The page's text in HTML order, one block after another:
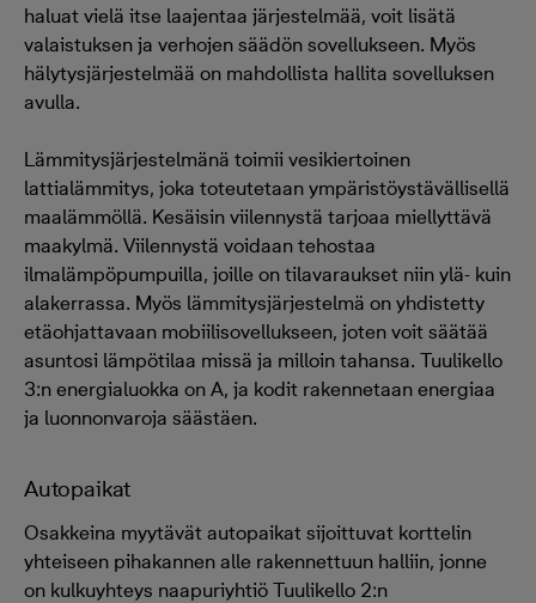
haluat vielä itse laajentaa järjestelmää, voit lisätä
valaistuksen ja verhojen säädön sovellukseen. Myös
hälytysjärjestelmää on mahdollista hallita sovelluksen
avulla.
Lämmitysjärjestelmänä toimii vesikiertoinen
lattialämmitys, joka toteutetaan ympäristöystävällisellä
maalämmöllä. Kesäisin viilennystä tarjoaa miellyttävä
maakylmä. Viilennystä voidaan tehostaa
ilmalämpöpumpuilla, joille on tilavaraukset niin ylä- kuin
alakerrassa. Myös lämmitysjärjestelmä on yhdistetty
etäohjattavaan mobiilisovellukseen, joten voit säätää
asuntosi lämpötilaa missä ja milloin tahansa. Tuulikello
3:n energialuokka on A, ja kodit rakennetaan energiaa
ja luonnonvaroja säästäen.
Autopaikat
Osakkeina myytävät autopaikat sijoittuvat korttelin
yhteiseen pihakannen alle rakennettuun halliin, jonne
on kulkuyhteys naapuriyhtiö Tuulikello 2:n